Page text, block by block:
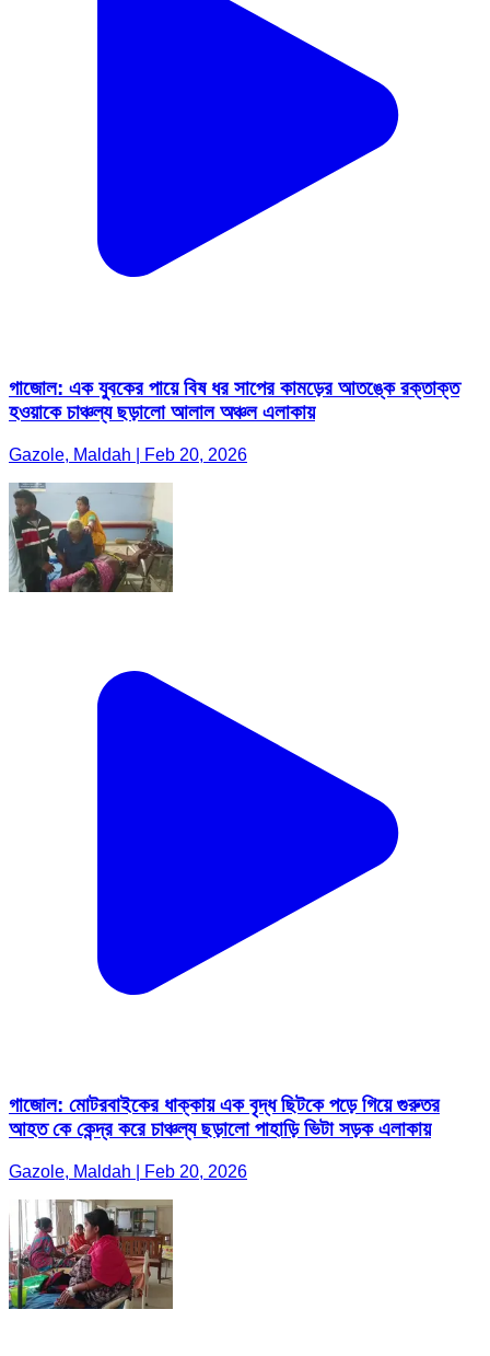
গাজোল: এক যুবকের পায়ে বিষ ধর সাপের কামড়ের আতঙ্কে রক্তাক্ত
হওয়াকে চাঞ্চল্য ছড়ালো আলাল অঞ্চল এলাকায়
Gazole, Maldah | Feb 20, 2026
গাজোল: মোটরবাইকের ধাক্কায় এক বৃদ্ধ ছিটকে পড়ে গিয়ে গুরুতর
আহত কে কেন্দ্র করে চাঞ্চল্য ছড়ালো পাহাড়ি ভিটা সড়ক এলাকায়
Gazole, Maldah | Feb 20, 2026